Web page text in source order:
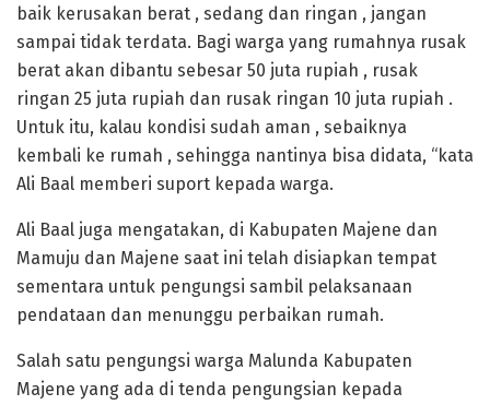
baik kerusakan berat , sedang dan ringan , jangan
sampai tidak terdata. Bagi warga yang rumahnya rusak
berat akan dibantu sebesar 50 juta rupiah , rusak
ringan 25 juta rupiah dan rusak ringan 10 juta rupiah .
Untuk itu, kalau kondisi sudah aman , sebaiknya
kembali ke rumah , sehingga nantinya bisa didata, “kata
Ali Baal memberi suport kepada warga.
Ali Baal juga mengatakan, di Kabupaten Majene dan
Mamuju dan Majene saat ini telah disiapkan tempat
sementara untuk pengungsi sambil pelaksanaan
pendataan dan menunggu perbaikan rumah.
Salah satu pengungsi warga Malunda Kabupaten
Majene yang ada di tenda pengungsian kepada